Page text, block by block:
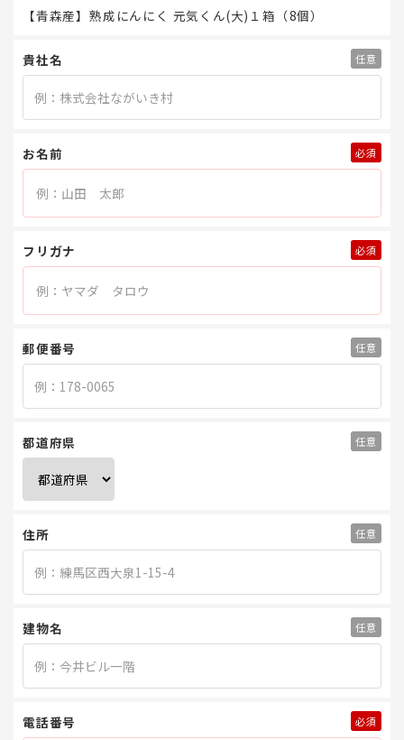
【青森産】熟成にんにく 元気くん(大)１箱（8個）
貴社名
お名前
フリガナ
郵便番号
都道府県
住所
建物名
電話番号